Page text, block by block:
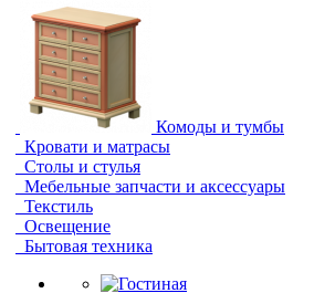
Комоды и тумбы
Кровати и матрасы
Столы и стулья
Мебельные запчасти и аксессуары
Текстиль
Освещение
Бытовая техника